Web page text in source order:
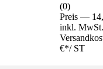
(0)
Preis —
inkl.
€*/ ST